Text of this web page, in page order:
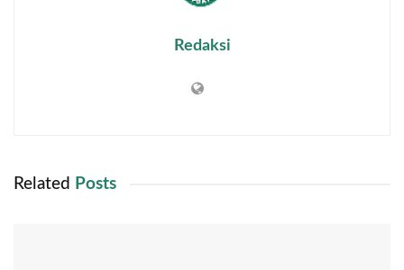
Redaksi
Related Posts